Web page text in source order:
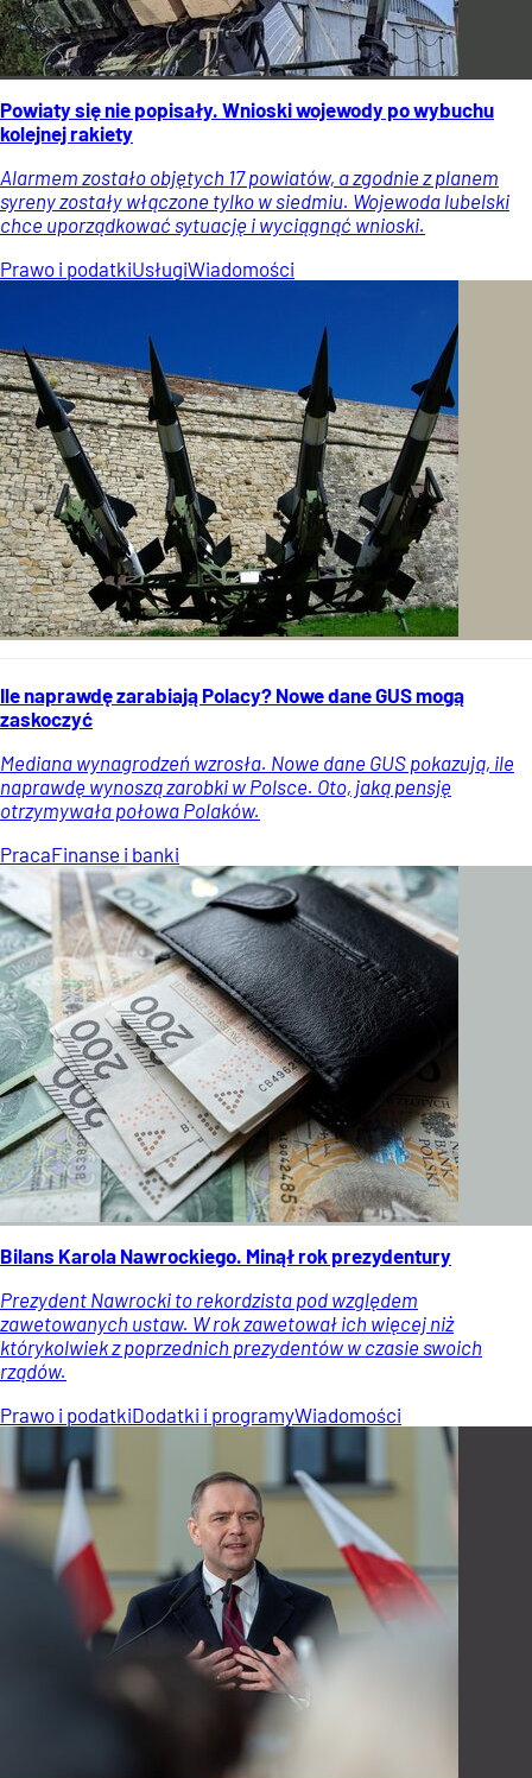
Powiaty się nie popisały. Wnioski wojewody po wybuchu
kolejnej rakiety
Alarmem zostało objętych 17 powiatów, a zgodnie z planem
syreny zostały włączone tylko w siedmiu. Wojewoda lubelski
chce uporządkować sytuację i wyciągnąć wnioski.
Prawo i podatkiUsługiWiadomości
Ile naprawdę zarabiają Polacy? Nowe dane GUS mogą
zaskoczyć
Mediana wynagrodzeń wzrosła. Nowe dane GUS pokazują, ile
naprawdę wynoszą zarobki w Polsce. Oto, jaką pensję
otrzymywała połowa Polaków.
PracaFinanse i banki
Bilans Karola Nawrockiego. Minął rok prezydentury
Prezydent Nawrocki to rekordzista pod względem
zawetowanych ustaw. W rok zawetował ich więcej niż
którykolwiek z poprzednich prezydentów w czasie swoich
rządów.
Prawo i podatkiDodatki i programyWiadomości